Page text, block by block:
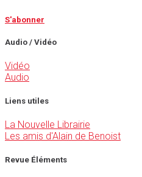
S'abonner
Audio / Vidéo
Vidéo
Audio
Liens utiles
La Nouvelle Librairie
Les amis d'Alain de Benoist
Revue Éléments